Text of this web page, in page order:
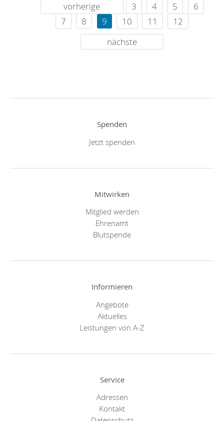
vorherige 3 4 5
6
7
8 9 10 11
12
nächste
Spenden
Jetzt spenden
Mitwirken
Mitglied werden
Ehrenamt
Blutspende
Informieren
Angebote
Aktuelles
Leistungen von A-Z
Service
Adressen
Kontakt